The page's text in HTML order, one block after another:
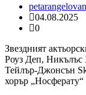
04.08.2025
0
Звездният
Роуз Деп,
Тейлър-Джонсън
хорър